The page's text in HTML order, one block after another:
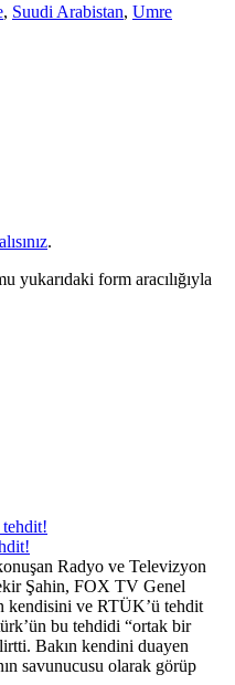
, Suudi Arabistan, Umre
.
yukarıdaki form aracılığıyla
Radyo ve Televizyon
Şahin, FOX TV Genel
kendisini ve RTÜK’ü tehdit
bu tehdidi “ortak bir
Bakın kendini duayen
savunucusu olarak görüp